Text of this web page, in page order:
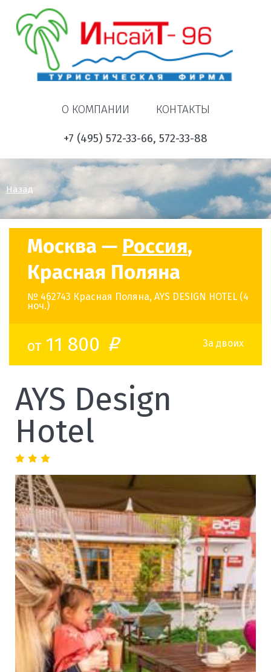
О КОМПАНИИ КОНТАКТЫ
+7 (495) 572-33-66, 572-33-88
Назад
Москва — Россия,
Красная Поляна
№ 462743 Красная Поляна, AYS DESIGN HOTEL (4
ноч.)
от11 800 o За двоих
AYS Design
Hotel